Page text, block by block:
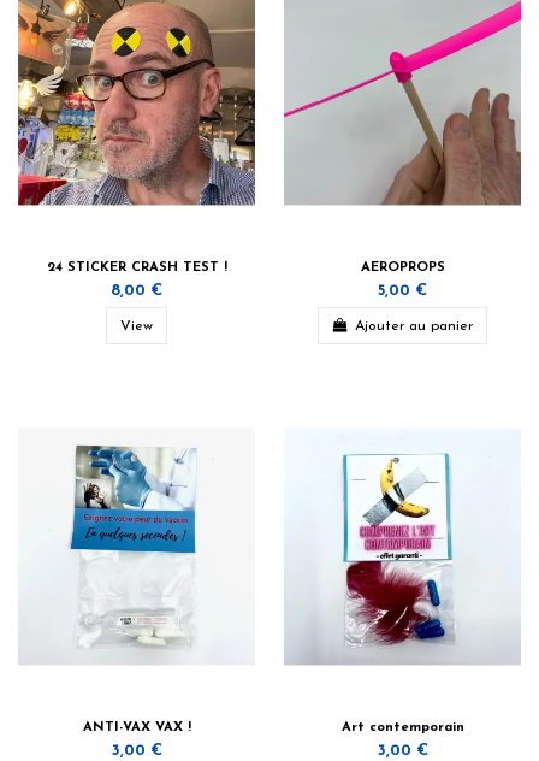
24 STICKER CRASH TEST !
8,00 €
View
AEROPROPS
5,00 €
Ajouter au panier
ANTI-VAX VAX !
3,00 €
Art contemporain
3,00 €